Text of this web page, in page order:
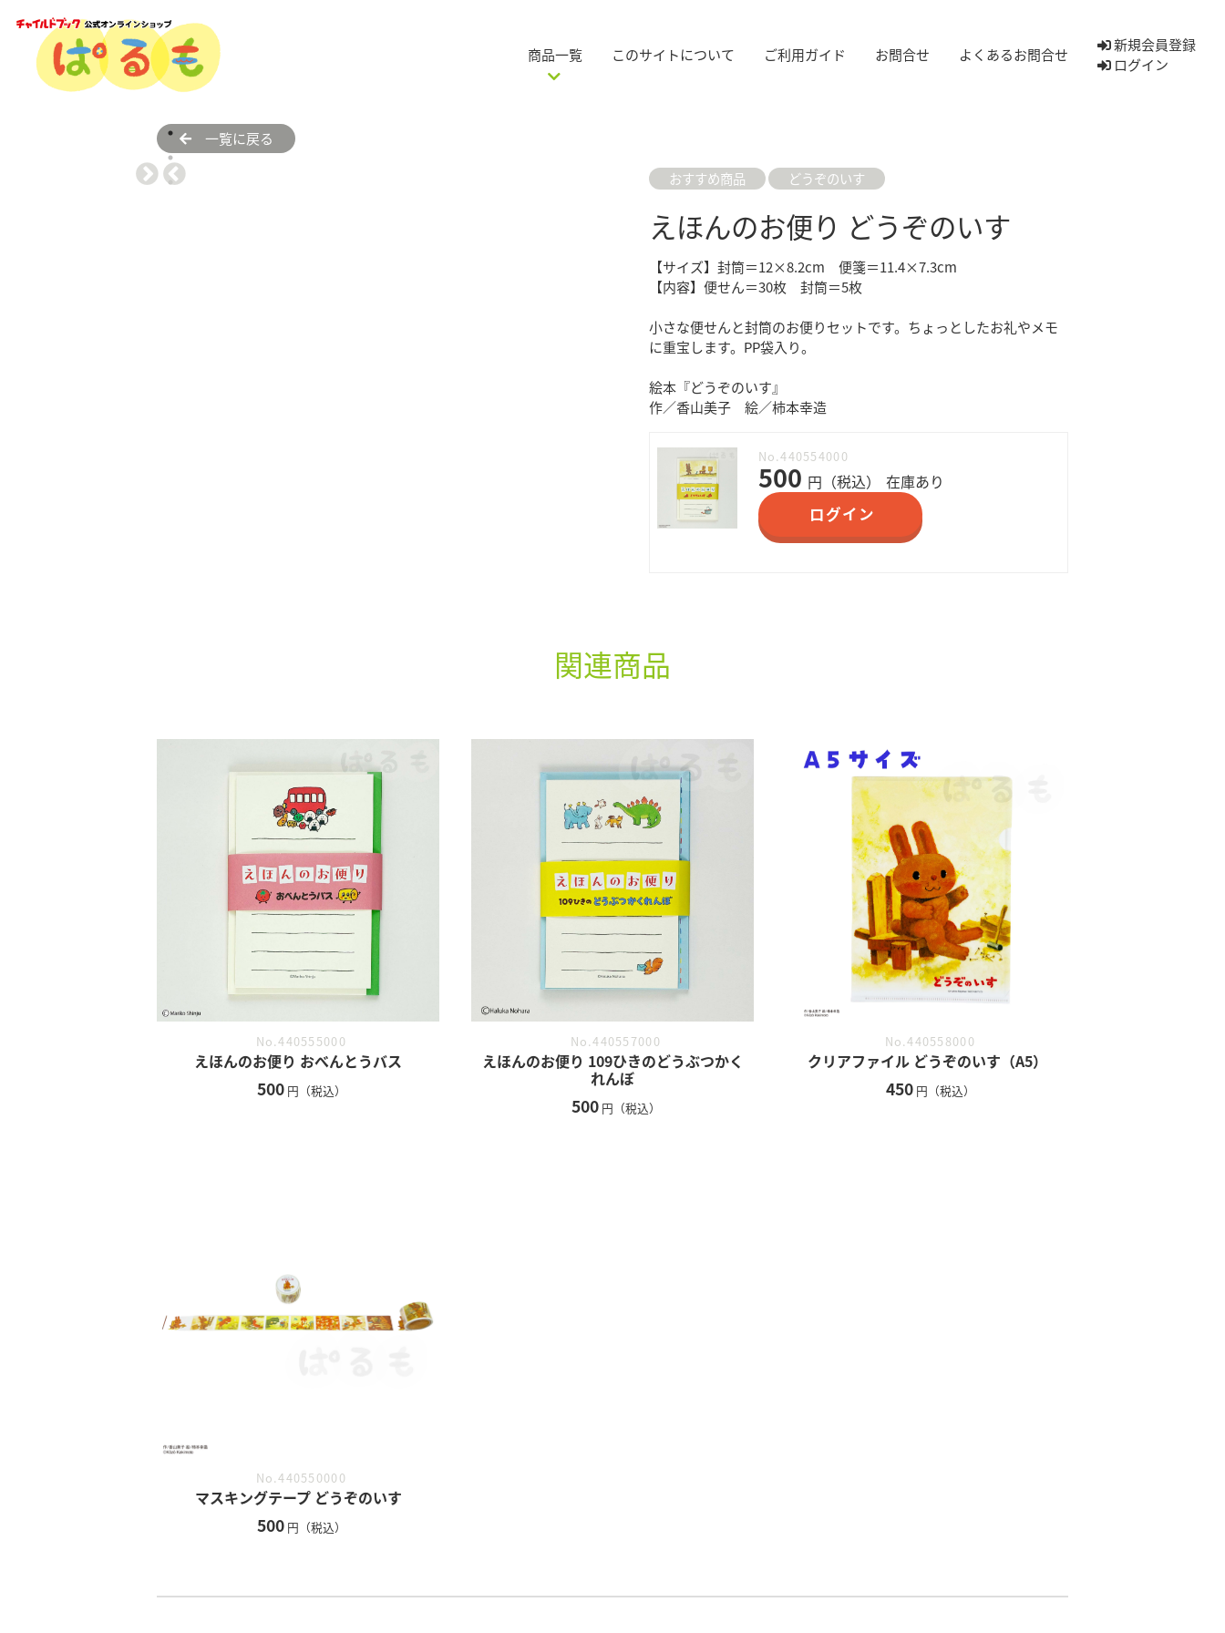
商品一覧 このサイトについて ご利用ガイド お問合せ よくあるお問合せ
新規会員登録
ログイン
一覧に戻る
おすすめ商品 どうぞのいす
えほんのお便り どうぞのいす
【サイズ】封筒＝12×8.2cm 便箋＝11.4×7.3cm
【内容】便せん＝30枚 封筒＝5枚
小さな便せんと封筒のお便りセットです。ちょっとしたお礼やメモ
に重宝します。PP袋入り。
絵本『どうぞのいす』
作／香山美子 絵／柿本幸造
No.440554000
500 円（税込）
在庫あり
ログイン
関連商品
No.440555000
えほんのお便り おべんとうバス
500 円（税込）
No.440557000
えほんのお便り 109ひきのどうぶつかく
れんぼ
500 円（税込）
No.440558000
クリアファイル どうぞのいす（A5）
450 円（税込）
No.440550000
マスキングテープ どうぞのいす
500 円（税込）